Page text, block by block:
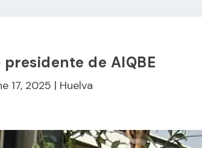
de AIQBE
17, 2025 | Huelva